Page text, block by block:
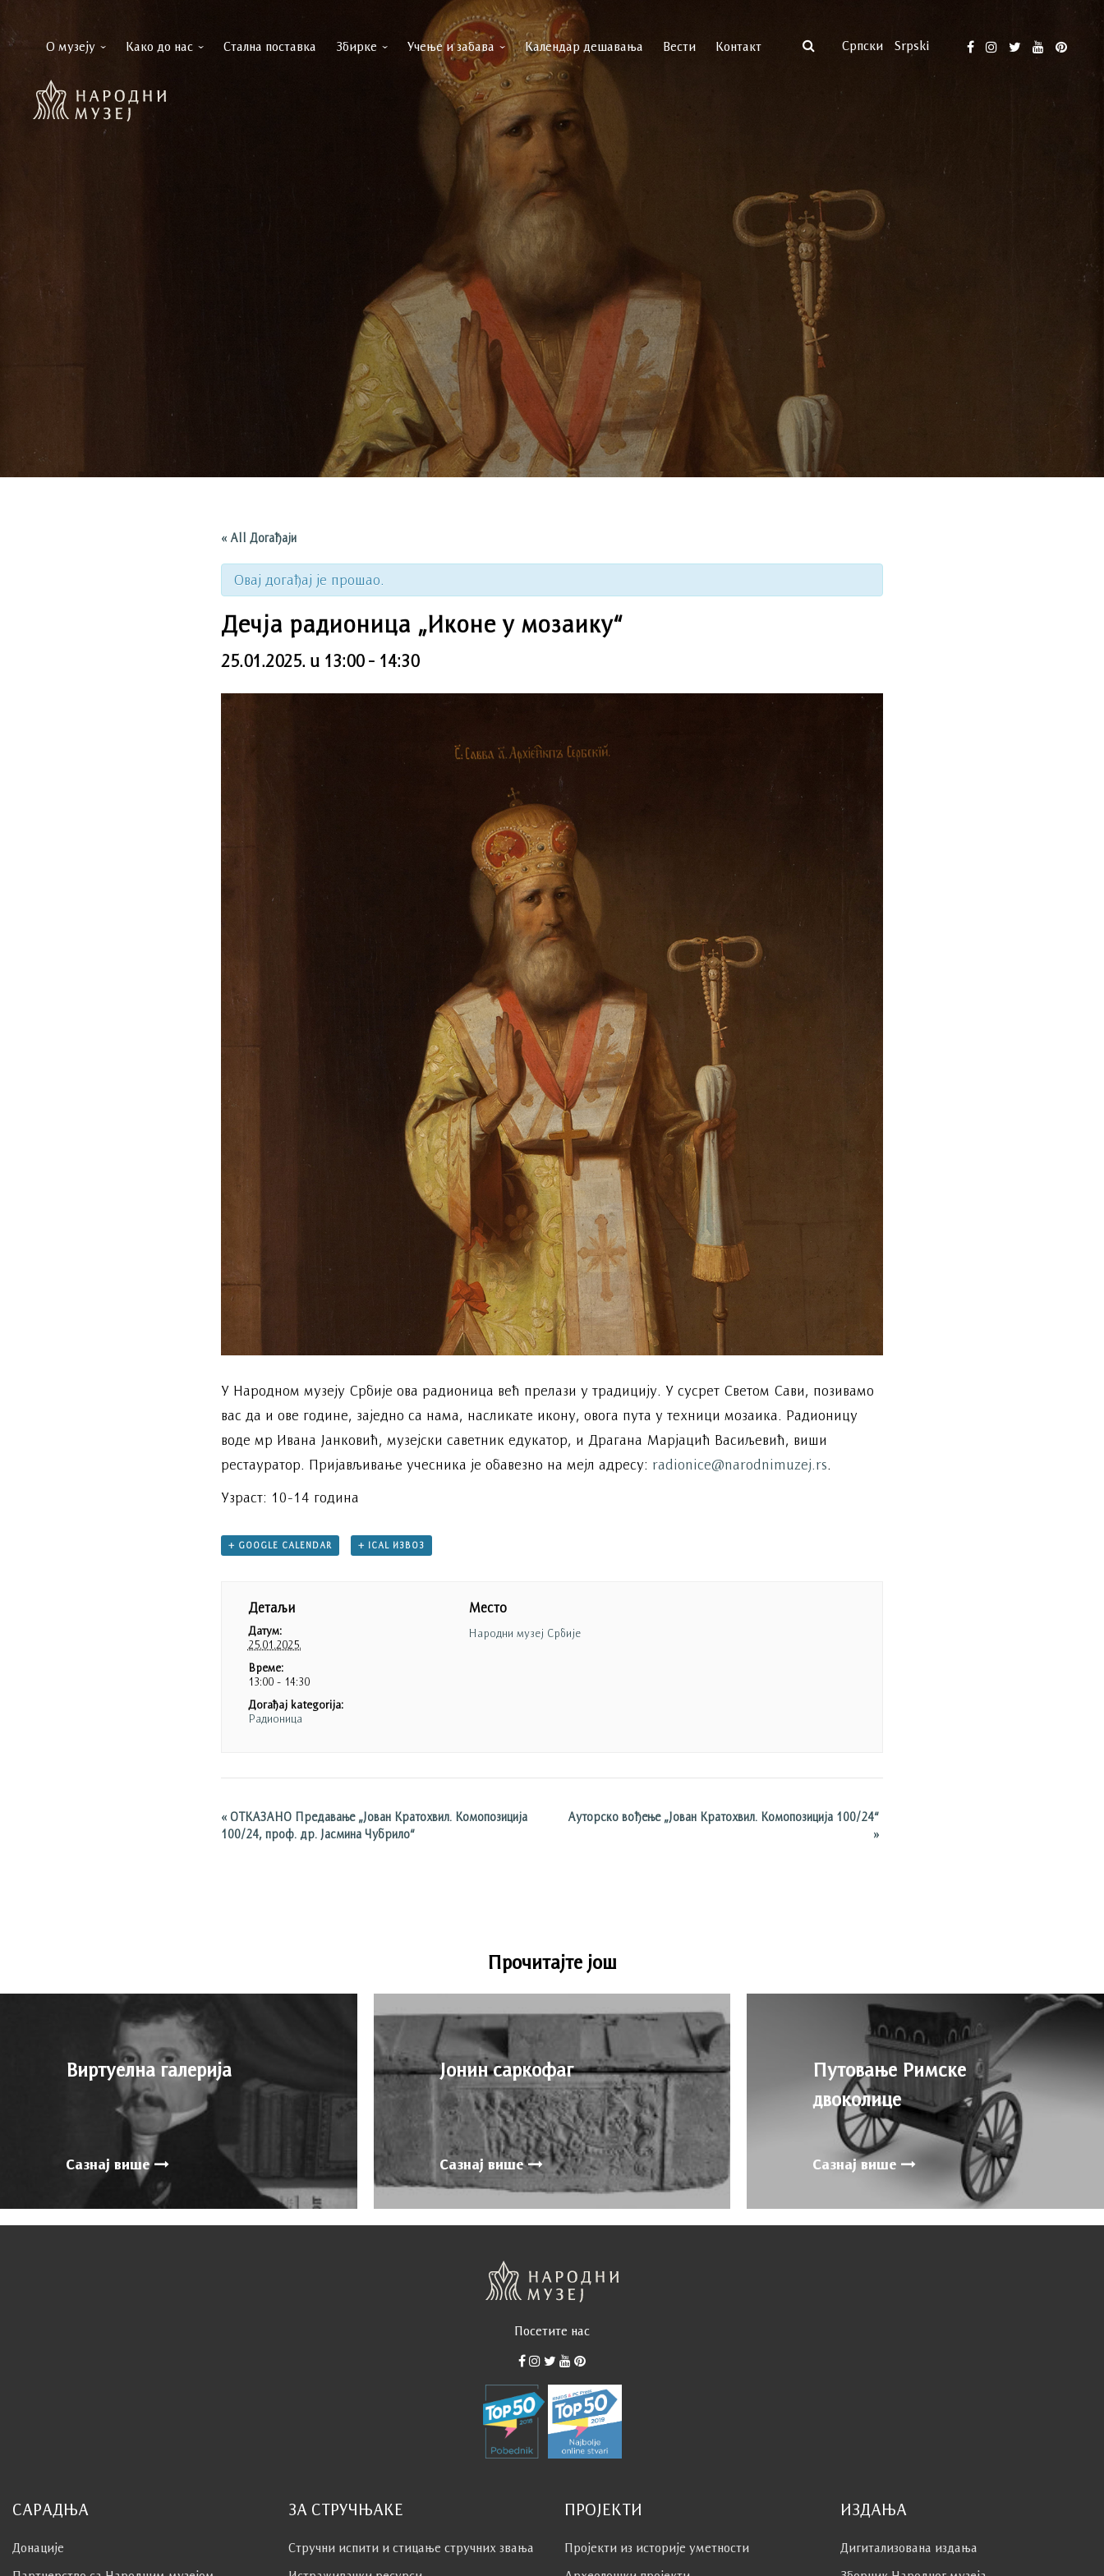
Српски Srpski
О музеју Како до нас Стална поставка Збирке Учење и забава Календар дешавања Вести Контакт
« All Догађаји
Овај догађај је прошао.
Дечја радионица „Иконе у мозаику“
25.01.2025. u 13:00- 14:30
У Народном музеју Србије ова радионица већ прелази у традицију. У сусрет Светом Сави, позивамо
вас да и ове године, заједно са нама, насликате икону, овога пута у техници мозаика. Радионицу
воде мр Ивана Јанковић, музејски саветник едукатор, и Драгана Марјацић Васиљевић, виши
рестауратор. Пријављивање учесника је обавезно на мејл адресу: radionice@narodnimuzej.rs.
Узраст: 10-14 година
+ GOOGLE CALENDAR + ICAL ИЗВОЗ
Детаљи
Датум:
25.01.2025.
Време:
13:00 - 14:30
Догађај kategorija:
Радионица
Место
Народни музеј Србије
«OТКАЗАНО Предавање „Јован Кратохвил. Комопозиција
100/24, проф. др. Јасмина Чубрило“
Ауторско вођење „Јован Кратохвил. Комопозиција 100/24“
»
Прочитајте још
Виртуелна галерија
Сазнај више
Јонин cаркофаг
Сазнај више
Путовање Римске
двоколице
Сазнај више
Посетите нас
САРАДЊА
Донације
ЗА СТРУЧЊАКЕ
Стручни испити и стицање стручних звања
ПРОЈЕКТИ
Пројекти из историје уметности
ИЗДАЊА
Дигитализована издања